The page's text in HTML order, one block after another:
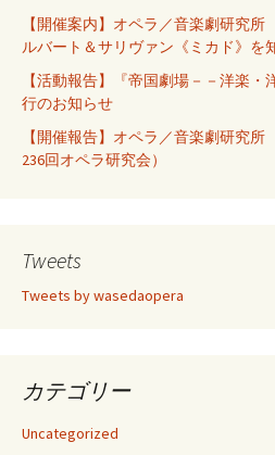
【開催案内】オペラ／音楽劇研究
ルバート＆サリヴァン《ミカド》を
【活動報告】『帝国劇場－－洋楽
行のお知らせ
【開催報告】オペラ／音楽劇研究
236回オペラ研究会）
Tweets
Tweets by wasedaopera
カテゴリー
Uncategorized